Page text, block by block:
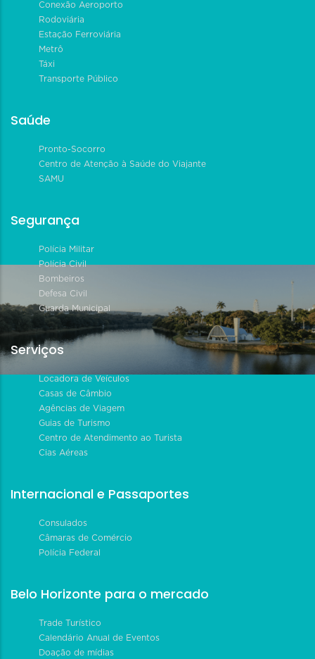
Conexão Aeroporto
Rodoviária
Estação Ferroviária
Metrô
Táxi
Transporte Público
Saúde
Pronto-Socorro
Centro de Atenção à Saúde do Viajante
SAMU
Segurança
Polícia Militar
Polícia Civil
Bombeiros
Defesa Civil
Guarda Municipal
Serviços
Locadora de Veículos
Casas de Câmbio
Agências de Viagem
Guias de Turismo
Centro de Atendimento ao Turista
Cias Aéreas
Internacional e Passaportes
Consulados
Câmaras de Comércio
Polícia Federal
Belo Horizonte para o mercado
Trade Turístico
Calendário Anual de Eventos
Doação de mídias